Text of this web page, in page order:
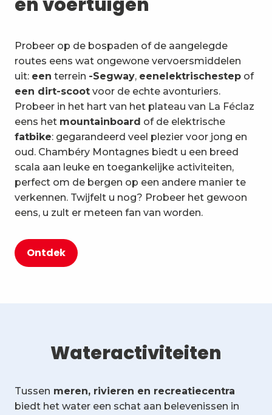
Probeer op de bospaden of de aangelegde
routes eens wat ongewone vervoersmiddelen
uit: een terrein -Segway, eenelektrischestep of
een dirt-scoot voor de echte avonturiers.
Probeer in het hart van het plateau van La Féclaz
eens het mountainboard of de elektrische
fatbike: gegarandeerd veel plezier voor jong en
oud. Chambéry Montagnes biedt u een breed
scala aan leuke en toegankelijke activiteiten,
perfect om de bergen op een andere manier te
verkennen. Twijfelt u nog? Probeer het gewoon
eens, u zult er meteen fan van worden.
Ontdek
Wateractiviteiten
Tussen meren, rivieren en recreatiecentra
biedt het water een schat aan belevenissen in